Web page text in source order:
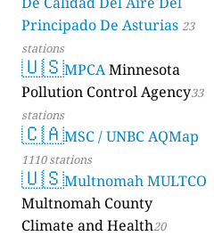
Principado De Asturias 23
stations
🇺🇸MPCAMinnesota
Pollution Control Agency33
stations
🇨🇦MSC / UNBC AQMap
1110 stations
🇺🇸Multnomah MULTCO
Multnomah County
Climate and Health20